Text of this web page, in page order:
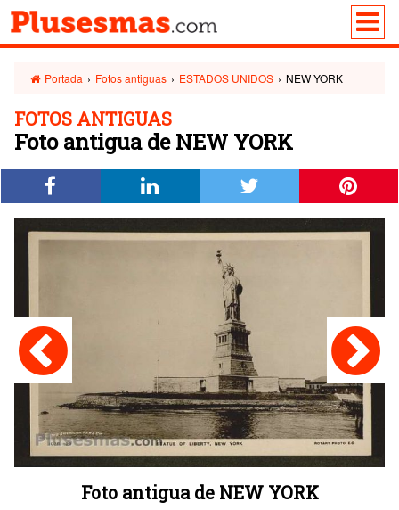
Portada › Fotos antiguas › ESTADOS UNIDOS › NEW YORK
FOTOS ANTIGUAS
Foto antigua de NEW YORK
Foto antigua de NEW YORK